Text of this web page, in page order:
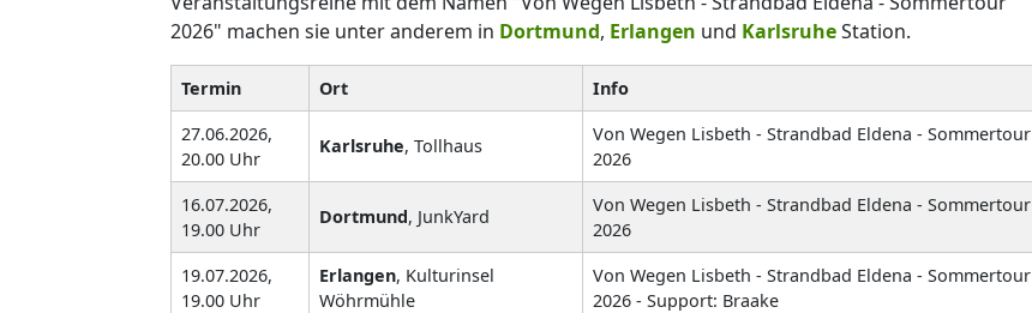
2026" machen sie unter anderem in Dortmund, Erlangen und KarlsruheStation.
Termin Ort
Info
27.06.2026,
20.00 Uhr
Karlsruhe, Tollhaus
Von Wegen Lisbeth - Strandbad Eldena - Sommertour
2026
16.07.2026,
19.00 Uhr
Dortmund, JunkYard
Von Wegen Lisbeth - Strandbad Eldena - Sommertour
2026
19.07.2026,
19.00 Uhr
Erlangen, Kulturinsel
Wöhrmühle
Von Wegen Lisbeth - Strandbad Eldena - Sommertour
2026 - Support: Braake